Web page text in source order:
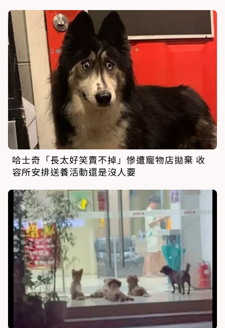
哈士奇「長太好笑賣不掉」慘遭寵物店拋棄 收
容所安排送養活動還是沒人要